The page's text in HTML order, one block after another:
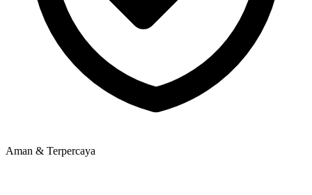
Aman & Terpercaya